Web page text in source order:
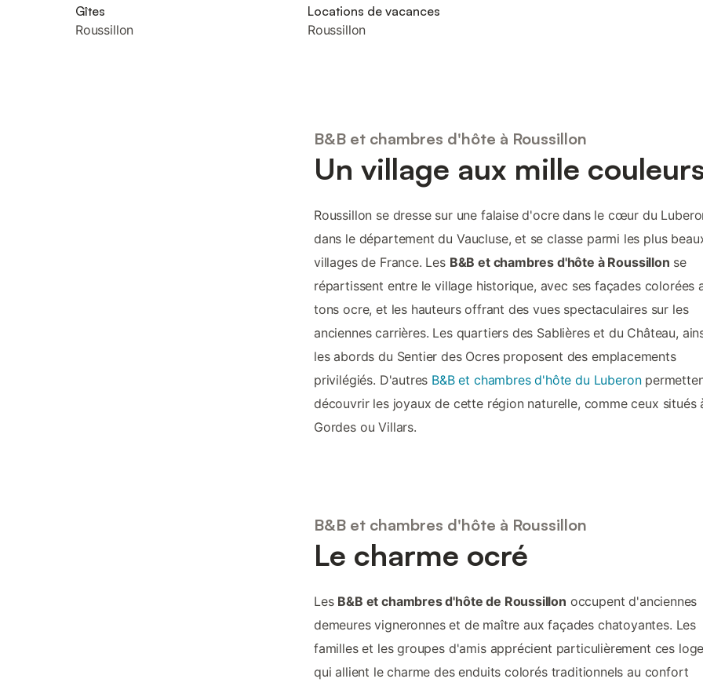
Gîtes
Roussillon
Locations de vacances
Roussillon
B&B et chambres d'hôte à Roussillon
Un village aux mille
Roussillon se dresse sur une falaise d'ocre dans le cœur du
dans le département du Vaucluse, et se classe parmi les plus
villages de France. Les B&B et chambres d'hôte à Roussillon se
répartissent entre le village historique, avec ses façades colorées
tons ocre, et les hauteurs offrant des vues spectaculaires sur les
anciennes carrières. Les quartiers des Sablières et du Château,
les abords du Sentier des Ocres proposent des emplacements
privilégiés. D'autres B&B et chambres d'hôte du Luberon
découvrir les joyaux de cette région naturelle, comme ceux situés
Gordes ou Villars.
B&B et chambres d'hôte à Roussillon
Le charme ocré
Les B&B et chambres d'hôte de Roussillon occupent d'anciennes
demeures vigneronnes et de maître aux façades chatoyantes. Les
familles et les groupes d'amis apprécient particulièrement ces
qui allient le charme des enduits colorés traditionnels au confort